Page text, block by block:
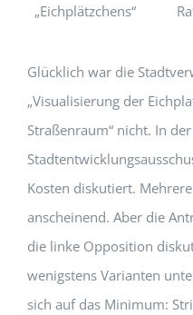
„Eichplätzchens“
Glücklich war die
„Visualisierung der
Straßenraum“ nicht. In
Kosten diskutiert.
anscheinend. Aber die
die linke Opposition
wenigstens Varianten
sich auf das Minimum: